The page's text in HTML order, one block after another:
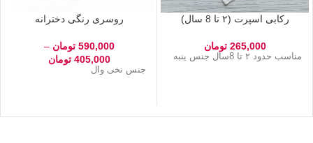
رکابی اسپرت (۲ تا 8 سال)
265,000 تومان
مناسب حدود ۲ تا 8سال جنس پنبه
روسری رنگی دخترانه
590,000 تومان –
405,000 تومان
جنس نخی وال